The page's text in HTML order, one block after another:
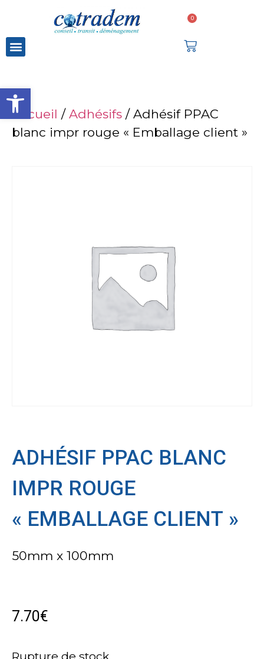
Ouvrir la barre d’outils
0
Accueil / Adhésifs / Adhésif PPAC
blanc impr rouge « Emballage client »
ADHÉSIF PPAC BLANC
IMPR ROUGE
« EMBALLAGE CLIENT »
50mm x 100mm
7.70€
Rupture de stock